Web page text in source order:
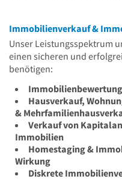
Unser Leistungsspektrum
einen sicheren und
benötigen:
Hausverkauf,
&
Verkauf von
Immobilien
Homestaging &
Wirkung
Diskrete